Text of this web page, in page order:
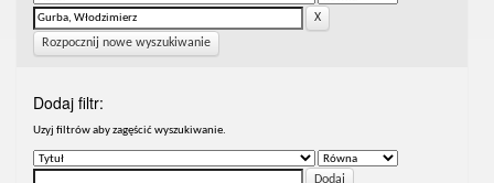
Rozpocznij nowe wyszukiwanie
Dodaj filtr:
Uzyj filtrów aby zagęścić wyszukiwanie.